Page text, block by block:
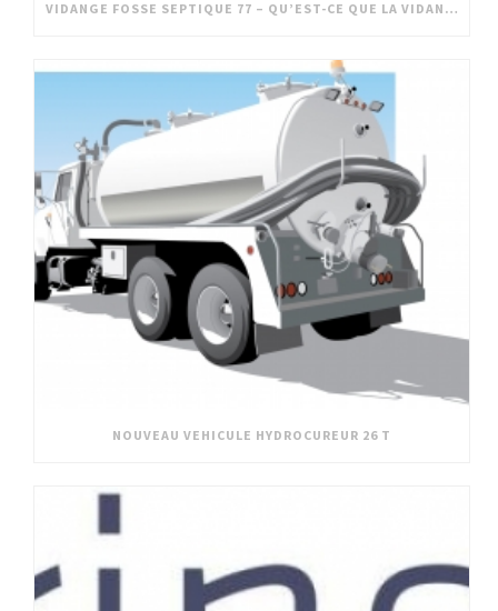
VIDANGE FOSSE SEPTIQUE 77 – QU’EST-CE QUE LA VIDANGE DE FOSSE SEPTIQUE DANS LE 77
NOUVEAU VEHICULE HYDROCUREUR 26 T